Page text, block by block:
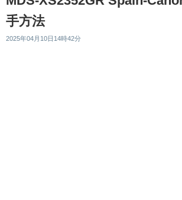
手方法
2025年04月10日14時42分